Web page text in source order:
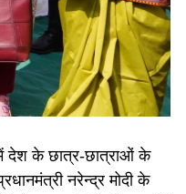
में देश के छात्र-छात्राओं के
नरेन्द्र मोदी के